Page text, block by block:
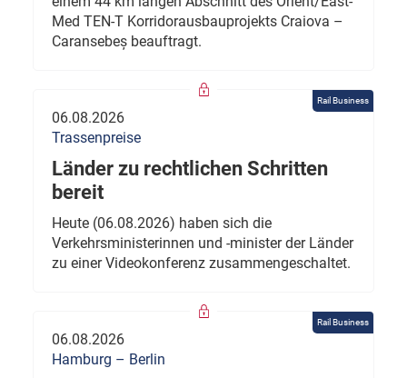
Med TEN-T Korridorausbauprojekts Craiova –
Caransebeș beauftragt.
Rail Business
06.08.2026
Trassenpreise
Länder zu rechtlichen Schritten
bereit
Heute (06.08.2026) haben sich die
Verkehrsministerinnen und -minister der Länder
zu einer Videokonferenz zusammengeschaltet.
Rail Business
06.08.2026
Hamburg – Berlin